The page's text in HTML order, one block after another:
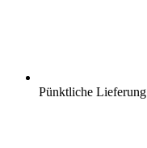
Pünktliche Lieferung